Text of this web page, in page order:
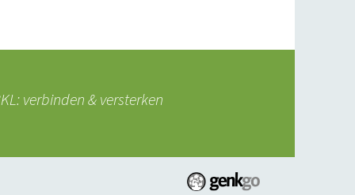
verbinden & versterken